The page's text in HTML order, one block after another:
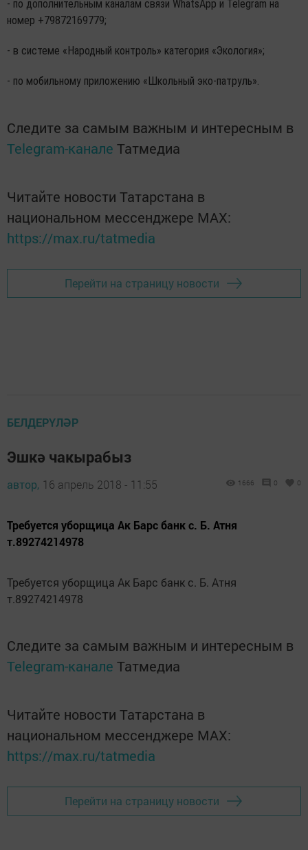
- по дополнительным каналам связи WhatsApp и Telegram на
номер +79872169779;
- в системе «Народный контроль» категория «Экология»;
- по мобильному приложению «Школьный эко-патруль».
Следите за самым важным и интересным в
Telegram-канале Татмедиа
Читайте новости Татарстана в
национальном мессенджере MАХ:
https://max.ru/tatmedia
Перейти на страницу новости
БЕЛДЕРҮЛӘР
Эшкә чакырабыз
автор, 16 апрель 2018 - 11:55 1666 0 0
Требуется уборщица Ак Барс банк с. Б. Атня
т.89274214978
Требуется уборщица Ак Барс банк с. Б. Атня
т.89274214978
Следите за самым важным и интересным в
Telegram-канале Татмедиа
Читайте новости Татарстана в
национальном мессенджере MАХ:
https://max.ru/tatmedia
Перейти на страницу новости